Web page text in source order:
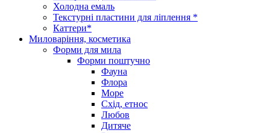
Холодна емаль
Текстурні пластини для ліплення *
Каттери*
Миловаріння, косметика
Форми для мила
Форми поштучно
Фауна
Флора
Море
Схід, етнос
Любов
Дитяче